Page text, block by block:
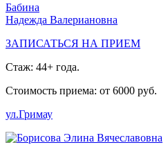
Бабина
Надежда Валериановна
ЗАПИСАТЬСЯ НА ПРИЕМ
Стаж: 44+ года.
Стоимость приема: от 6000 руб.
ул.Гримау